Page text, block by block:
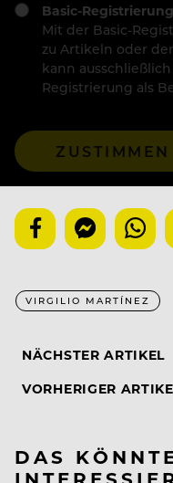
Basic-Registrierung
Mit der Basic-
zu Artikeln oder
kann
Registrierung als
VIRGILIO MARTÍNEZ
NÄCHSTER ARTIKEL
VORHERIGER
DAS